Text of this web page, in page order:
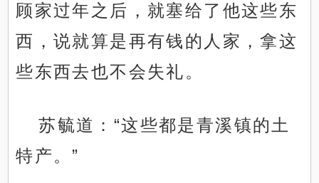
顾家过年之后，就塞给了他这些东
西，说就算是再有钱的人家，拿这
些东西去也不会失礼。
苏毓道：“这些都是青溪镇的土
特产。”